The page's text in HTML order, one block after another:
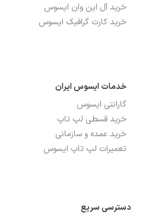
توضیحات باتری 70Wh
بدنه، طراحی و اقلام همراه
ابعاد
خرید آل این وان ایسوس
خرید کارت گرافیک ایسوس
خدمات ایسوس ایران
گارانتی ایسوس
خرید قسطی لپ تاپ
خرید عمده و سازمانی
تعمیرات لپ تاپ ایسوس
دسترسی سریع